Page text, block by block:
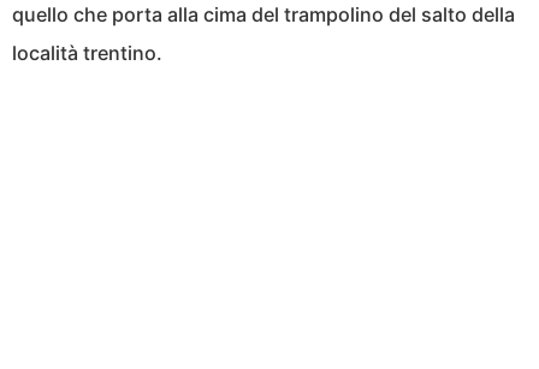
quello che porta alla cima del trampolino del salto della
località trentino.